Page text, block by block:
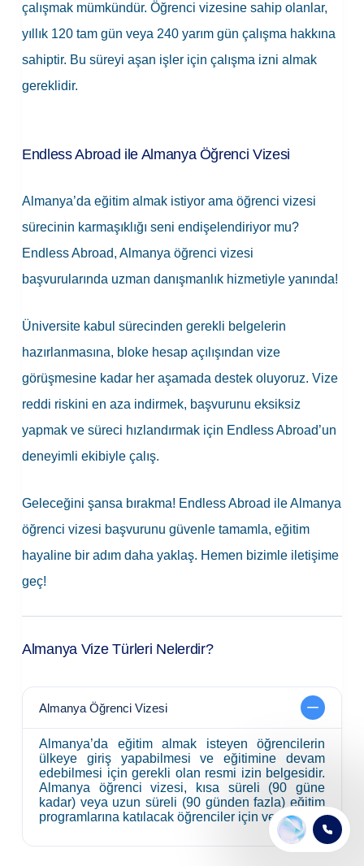
çalışmak mümkündür. Öğrenci vizesine sahip olanlar,
yıllık 120 tam gün veya 240 yarım gün çalışma hakkına
sahiptir. Bu süreyi aşan işler için çalışma izni almak
gereklidir.
Endless Abroad ile Almanya Öğrenci Vizesi
Almanya’da eğitim almak istiyor ama öğrenci vizesi
sürecinin karmaşıklığı seni endişelendiriyor mu?
Endless Abroad, Almanya öğrenci vizesi
başvurularında uzman danışmanlık hizmetiyle yanında!
Üniversite kabul sürecinden gerekli belgelerin
hazırlanmasına, bloke hesap açılışından vize
görüşmesine kadar her aşamada destek oluyoruz. Vize
reddi riskini en aza indirmek, başvurunu eksiksiz
yapmak ve süreci hızlandırmak için Endless Abroad’un
deneyimli ekibiyle çalış.
Geleceğini şansa bırakma! Endless Abroad ile Almanya
öğrenci vizesi başvurunu güvenle tamamla, eğitim
hayaline bir adım daha yaklaş. Hemen bizimle iletişime
geç!
Almanya Vize Türleri Nelerdir?
Almanya Öğrenci Vizesi
Almanya’da eğitim almak isteyen öğrencilerin
ülkeye giriş yapabilmesi ve eğitimine devam
edebilmesi için gerekli olan resmi izin belgesidir.
Almanya öğrenci vizesi, kısa süreli (90 güne
kadar) veya uzun süreli (90 günden fazla) eğitim
programlarına katılacak öğrenciler için verilir.